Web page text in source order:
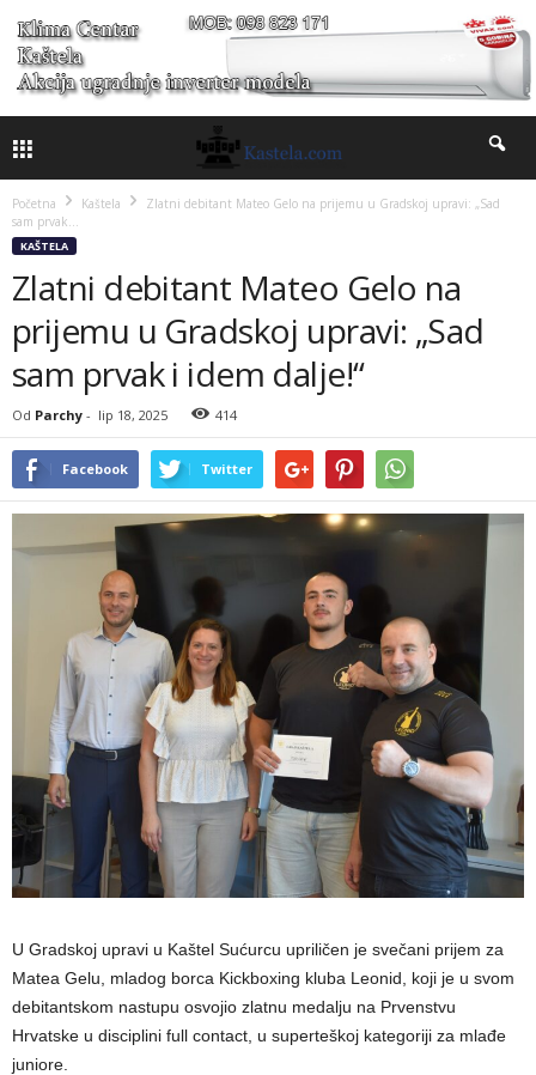
Početna Kaštela
Zlatni debitant Mateo Gelo na prijemu u Gradskoj upravi: „Sad
sam prvak...
KAŠTELA
Zlatni debitant Mateo Gelo na
prijemu u Gradskoj upravi: „Sad
sam prvak i idem dalje!“
Od Parchy - lip 18, 2025 414
Facebook Twitter
U Gradskoj upravi u Kaštel Sućurcu upriličen je svečani prijem za
Matea Gelu, mladog borca Kickboxing kluba Leonid, koji je u svom
debitantskom nastupu osvojio zlatnu medalju na Prvenstvu
Hrvatske u disciplini full contact, u superteškoj kategoriji za mlađe
juniore.